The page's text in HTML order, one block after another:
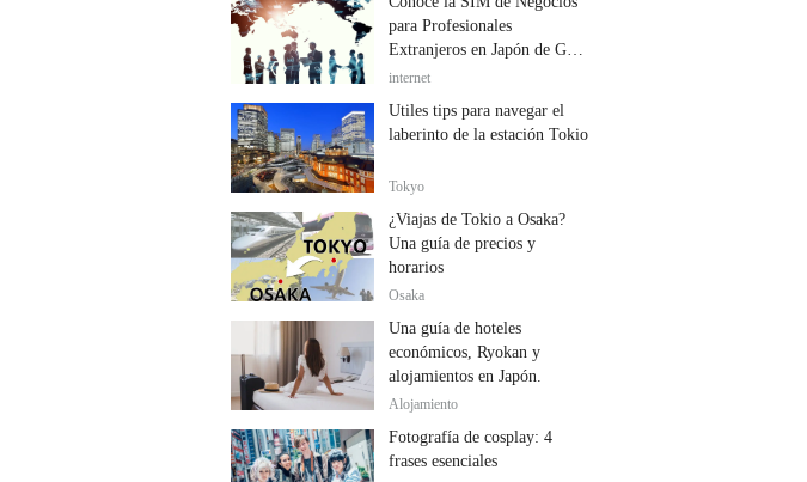
para Profesionales
Extranjeros en Japón de GTN
Mobile
internet
Útiles tips para navegar el
laberinto de la estación Tokio
Tokyo
¿Viajas de Tokio a Osaka?
Una guía de precios y
horarios
Osaka
Una guía de hoteles
económicos, Ryokan y
alojamientos en Japón.
Alojamiento
Fotografía de cosplay: 4
frases esenciales